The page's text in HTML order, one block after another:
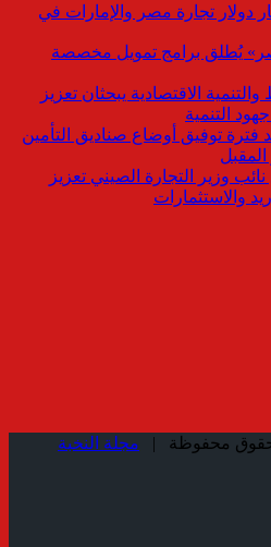
9.68 مليار دولار تجارة مصر والإمارات في
يُطلق برامج تمويل مخصصة
الاقتصادية يبحثان تعزيز
التنمية
فترة توفيق أوضاع صناديق التأمين
وزير التجارة الصيني تعزيز
والاستثمارات
مجلة النخبة